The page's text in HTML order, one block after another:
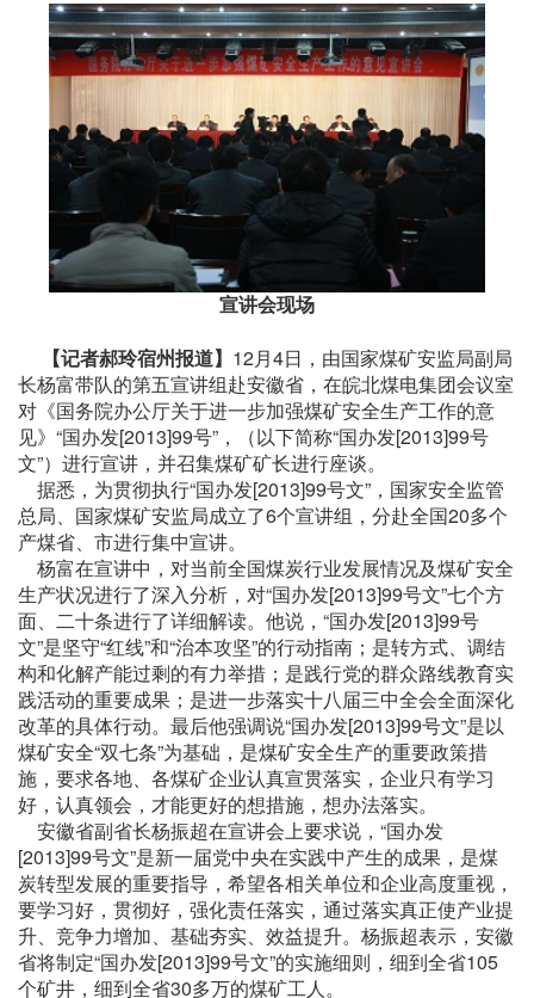
宣讲会现场
【记者郝玲宿州报道】 12月4日，由国家煤矿安监局副局
长杨富带队的第五宣讲组赴安徽省，在皖北煤电集团会议室
对《国务院办公厅关于进一步加强煤矿安全生产工作的意
见》“国办发[2013]99号”，（以下简称“国办发[2013]99号
文”）进行宣讲，并召集煤矿矿长进行座谈。
据悉，为贯彻执行“国办发[2013]99号文”，国家安全监管
总局、国家煤矿安监局成立了6个宣讲组，分赴全国20多个
产煤省、市进行集中宣讲。
杨富在宣讲中，对当前全国煤炭行业发展情况及煤矿安全
生产状况进行了深入分析，对“国办发[2013]99号文”七个方
面、二十条进行了详细解读。他说，“国办发[2013]99号
文”是坚守“红线”和“治本攻坚”的行动指南；是转方式、调结
构和化解产能过剩的有力举措；是践行党的群众路线教育实
践活动的重要成果；是进一步落实十八届三中全会全面深化
改革的具体行动。最后他强调说“国办发[2013]99号文”是以
煤矿安全“双七条”为基础，是煤矿安全生产的重要政策措
施，要求各地、各煤矿企业认真宣贯落实，企业只有学习
好，认真领会，才能更好的想措施，想办法落实。
安徽省副省长杨振超在宣讲会上要求说，“国办发
[2013]99号文”是新一届党中央在实践中产生的成果，是煤
炭转型发展的重要指导，希望各相关单位和企业高度重视，
要学习好，贯彻好，强化责任落实，通过落实真正使产业提
升、竞争力增加、基础夯实、效益提升。杨振超表示，安徽
省将制定“国办发[2013]99号文”的实施细则，细到全省105
个矿井，细到全省30多万的煤矿工人。